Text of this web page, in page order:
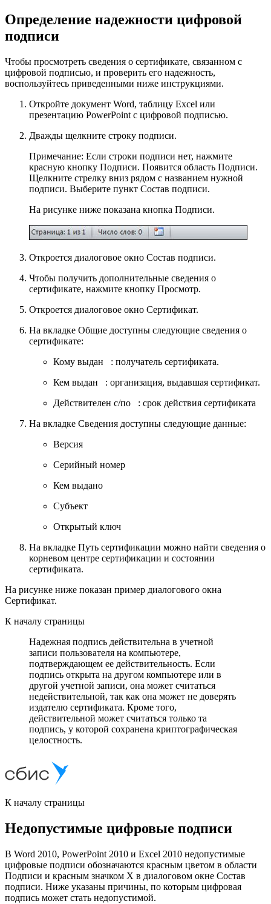
Определение надежности цифровой
подписи
Чтобы просмотреть сведения о сертификате, связанном с
цифровой подписью, и проверить его надежность,
воспользуйтесь приведенными ниже инструкциями.
Откройте документ Word, таблицу Excel или
презентацию PowerPoint с цифровой подписью.
Дважды щелкните строку подписи.
Примечание: Если строки подписи нет, нажмите
красную кнопку Подписи. Появится область Подписи.
Щелкните стрелку вниз рядом с названием нужной
подписи. Выберите пункт Состав подписи.
На рисунке ниже показана кнопка Подписи.
Откроется диалоговое окно Состав подписи.
Чтобы получить дополнительные сведения о
сертификате, нажмите кнопку Просмотр.
Откроется диалоговое окно Сертификат.
На вкладке Общие доступны следующие сведения о
сертификате:
Кому выдан : получатель сертификата.
Кем выдан : организация, выдавшая сертификат.
Действителен с/по : срок действия сертификата
На вкладке Сведения доступны следующие данные:
Версия
Серийный номер
Кем выдано
Субъект
Открытый ключ
На вкладке Путь сертификации можно найти сведения о
корневом центре сертификации и состоянии
сертификата.
На рисунке ниже показан пример диалогового окна
Сертификат.
К началу страницы
Надежная подпись действительна в учетной
записи пользователя на компьютере,
подтверждающем ее действительность. Если
подпись открыта на другом компьютере или в
другой учетной записи, она может считаться
недействительной, так как она может не доверять
издателю сертификата. Кроме того,
действительной может считаться только та
подпись, у которой сохранена криптографическая
целостность.
К началу страницы
Недопустимые цифровые подписи
В Word 2010, PowerPoint 2010 и Excel 2010 недопустимые
цифровые подписи обозначаются красным цветом в области
Подписи и красным значком X в диалоговом окне Состав
подписи. Ниже указаны причины, по которым цифровая
подпись может стать недопустимой.